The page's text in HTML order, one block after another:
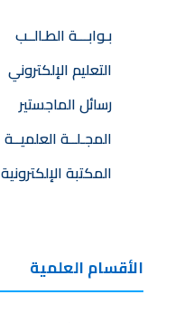
بـوابـــة الطـالــب
التعليم الإلكتروني
رسائل الماجستير
المجـلــة العلميــة
المكتبة الإلكترونية
الأقسام العلمية